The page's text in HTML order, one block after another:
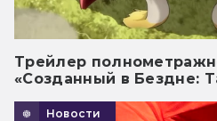
Трейлер
«Созданный в Бездне:
Новости